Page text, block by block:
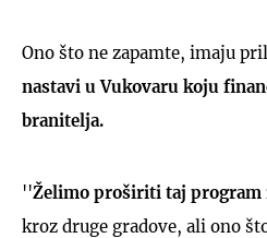
Ono što ne zapamte, imaju
nastavi u Vukovaru koju
branitelja.
''Želimo proširiti taj program
kroz druge gradove, ali ono